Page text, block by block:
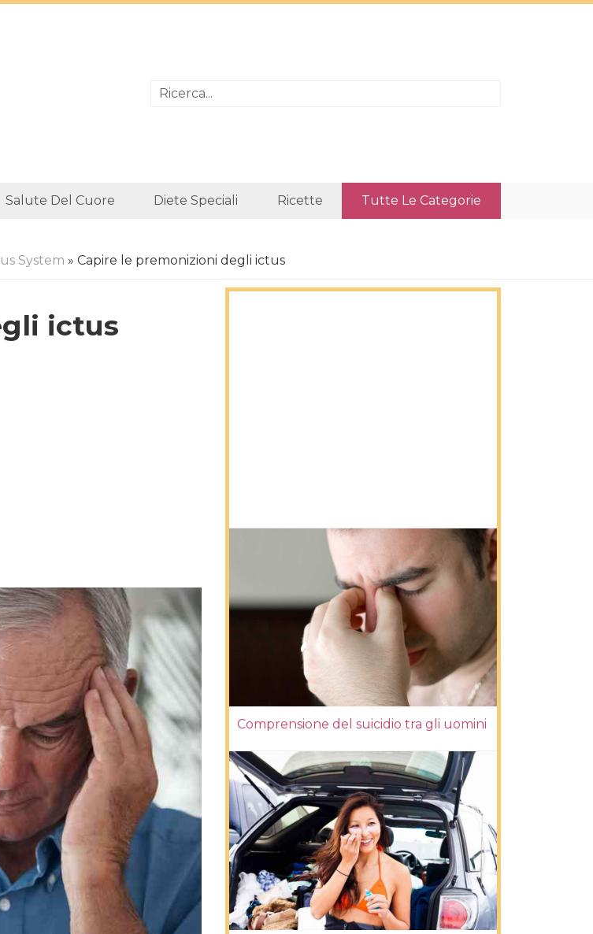
Salute Del Cuore Diete Speciali Ricette Tutte Le Categorie
System » Capire le premonizioni degli ictus
ictus
Comprensione del suicidio tra gli uomini